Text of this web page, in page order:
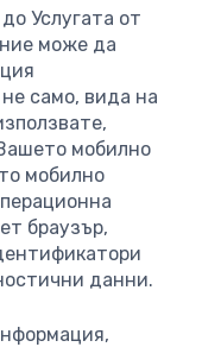
Услугата от
може да
само, вида на
мобилно
мобилно
браузър,
данни.